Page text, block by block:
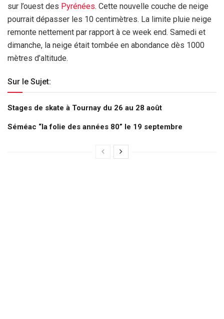
sur l’ouest des Pyrénées. Cette nouvelle couche de neige
pourrait dépasser les 10 centimètres. La limite pluie neige
remonte nettement par rapport à ce week end. Samedi et
dimanche, la neige était tombée en abondance dès 1000
mètres d’altitude.
Sur le Sujet:
Stages de skate à Tournay du 26 au 28 août
Séméac “la folie des années 80” le 19 septembre